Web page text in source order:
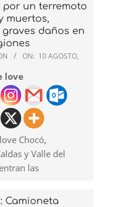
un terremoto
muertos,
daños en
ON: 10 AGOSTO,
love
Chocó,
y Valle del
las
Camioneta